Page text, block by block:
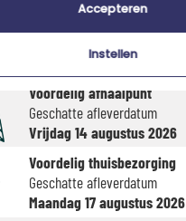
STANDAARD
Voordelig afhaalpunt
Geschatte afleverdatum
Vrijdag 14 augustus 2026
Voordelig thuisbezorging
Geschatte afleverdatum
Maandag 17 augustus 2026
Accepteren
Instellen